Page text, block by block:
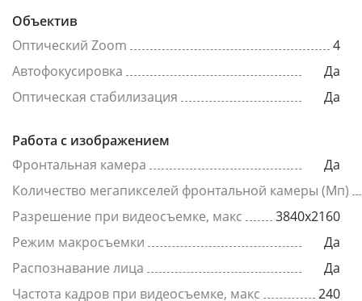
Объектив
Оптический Zoom
4
Автофокусировка
Да
Оптическая стабилизация
Да
Работа с изображением
Фронтальная камера
Да
Количество мегапикселей фронтальной камеры (Мп)
Разрешение при видеосъемке, макс
3840x2160
Режим макросъемки
Да
Распознавание лица
Да
Частота кадров при видеосъемке, макс
240